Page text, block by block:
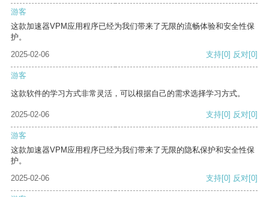
游客
这款加速器VPM应用程序已经为我们带来了无限的流畅体验和安全性保
护。
2025-02-06
支持[0] 反对[0]
游客
这款软件的学习方式非常灵活，可以根据自己的需求选择学习方式。
2025-02-06 支持[0] 反对[0]
游客
这款加速器VPM应用程序已经为我们带来了无限的隐私保护和安全性保
护。
2025-02-06
支持[0] 反对[0]